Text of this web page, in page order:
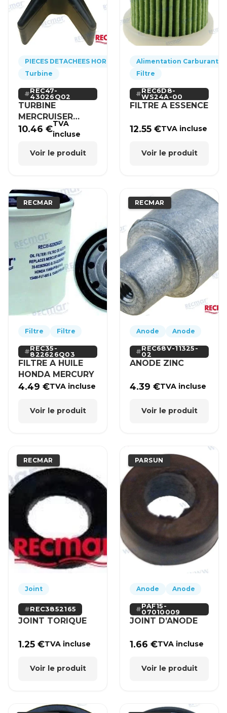
PIECES DETACHEES HORS-BORD
Turbine
REC47-
43026Q02
TURBINE
MERCRUISER
MERCURY BRP
10.46€TVA
incluse
Voir le produit
Alimentation Carburant
Filtre
REC6D8-
WS24A-00
FILTRE A ESSENCE
12.55€TVA incluse
Voir le produit
RECMAR
Filtre Filtre
REC35-
822626Q03
FILTRE A HUILE
HONDA MERCURY
4.49€TVA incluse
Voir le produit
RECMAR
Anode Anode
REC68V-11325-
02
ANODE ZINC
4.39€TVA incluse
Voir le produit
RECMAR
Joint
REC3852165
JOINT TORIQUE
1.25€TVA incluse
Voir le produit
PARSUN
Anode Anode
PAF15-
07010009
JOINT D’ANODE
1.66€TVA incluse
Voir le produit